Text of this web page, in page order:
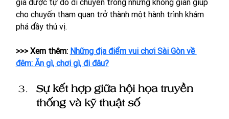
giả được tự do di chuyển trong những không gian giúp
cho chuyến tham quan trở thành một hành trình khám
phá đầy thú vị.
>>> Xem thêm: Những địa điểm vui chơi Sài Gòn về
đêm: Ăn gì, chơi gì, đi đâu?
Sự kết hợp giữa hội họa truyền
thống và kỹ thuật số